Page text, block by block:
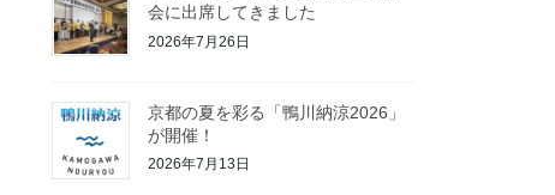
会に出席してきました
2026年7月26日
京都の夏を彩る「鴨川納涼2026」
が開催！
2026年7月13日